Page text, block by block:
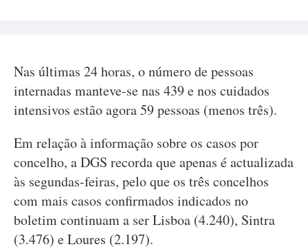
Nas últimas 24 horas, o número de pessoas
internadas manteve-se nas 439 e nos cuidados
intensivos estão agora 59 pessoas (menos três).
Em relação à informação sobre os casos por
concelho, a DGS recorda que apenas é actualizada
às segundas-feiras, pelo que os três concelhos
com mais casos confirmados indicados no
boletim continuam a ser Lisboa (4.240), Sintra
(3.476) e Loures (2.197).